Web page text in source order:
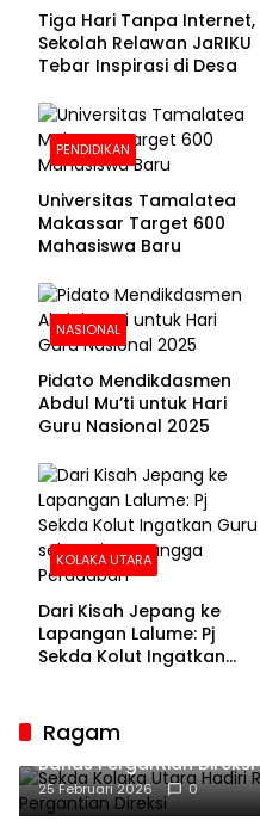
Tiga Hari Tanpa Internet,
Sekolah Relawan JaRIKU
Tebar Inspirasi di Desa
PENDIDIKAN
Universitas Tamalatea
Makassar Target 600
Mahasiswa Baru
NASIONAL
Pidato Mendikdasmen
Abdul Mu’ti untuk Hari
Guru Nasional 2025
KOLAKA UTARA
Dari Kisah Jepang ke
Lapangan Lalume: Pj
Sekda Kolut Ingatkan
Ragam
Sekda Kolaka Utara
Bahas Pergantian Direksi
25 Februari 2026 0